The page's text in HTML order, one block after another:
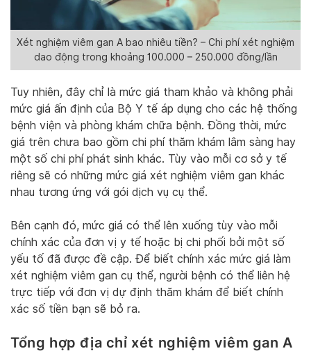
Xét nghiệm viêm gan A bao nhiêu tiền? – Chi phí xét nghiệm
dao động trong khoảng 100.000 – 250.000 đồng/lần
Tuy nhiên, đây chỉ là mức giá tham khảo và không phải
mức giá ấn định của Bộ Y tế áp dụng cho các hệ thống
bệnh viện và phòng khám chữa bệnh. Đồng thời, mức
giá trên chưa bao gồm chi phí thăm khám lâm sàng hay
một số chi phí phát sinh khác. Tùy vào mỗi cơ sở y tế
riêng sẽ có những mức giá xét nghiệm viêm gan khác
nhau tương ứng với gói dịch vụ cụ thể.
Bên cạnh đó, mức giá có thể lên xuống tùy vào mỗi
chính xác của đơn vị y tế hoặc bị chi phối bởi một số
yếu tố đã được đề cập. Để biết chính xác mức giá làm
xét nghiệm viêm gan cụ thể, người bệnh có thể liên hệ
trực tiếp với đơn vị dự định thăm khám để biết chính
xác số tiền bạn sẽ bỏ ra.
Tổng hợp địa chỉ xét nghiệm viêm gan A